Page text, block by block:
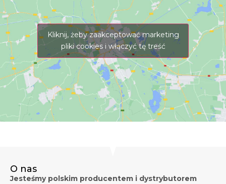
Kliknij, żeby zaakceptować marketing
pliki cookies i włączyć tę treść
O nas
Jesteśmy polskim producentem i dystrybutorem